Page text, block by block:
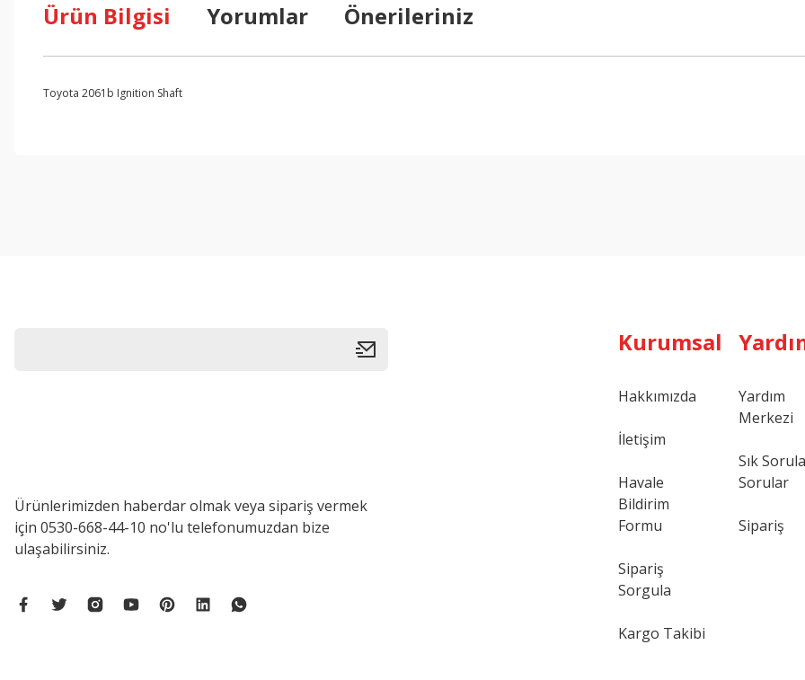
Ürün Bilgisi Yorumlar Önerileriniz
Toyota 2061b Ignition Shaft
Ürünlerimizden haberdar olmak veya sipariş vermek
için 0530-668-44-10 no'lu telefonumuzdan bize
ulaşabilirsiniz.
Kurumsal
Hakkımızda
İletişim
Havale
Bildirim
Formu
Sipariş
Sorgula
Kargo Takibi
Yardım
Merkezi
Sık
Sorular
Sipariş